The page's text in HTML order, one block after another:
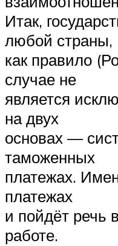
Итак,
любой страны,
как правило
случае не
является
на двух
основах —
таможенных
платежах.
платежах
и пойдёт речь
работе.